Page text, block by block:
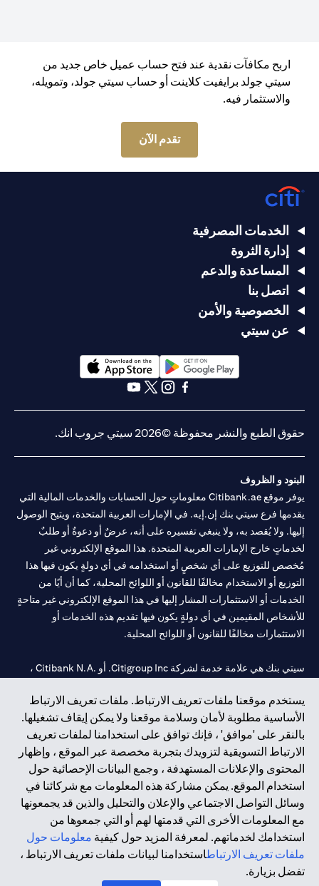
اربح مكافآت نقدية عند فتح حساب عميل خاص جديد من
سيتي جولد برايفيت كلاينت أو حساب سيتي جولد، وتمويله،
والاستثمار فيه.
تقدم الآن
يستخدم موقعنا ملفات تعريف الارتباط. ملفات تعريف الارتباط
الأساسية مطلوبة لأمان وسلامة موقعنا ولا يمكن إيقاف تشغيلها.
بالنقر على 'موافق' ، فإنك توافق على استخدامنا لملفات تعريف
الارتباط التسويقية لتزويدك بتجربة مخصصة عبر الموقع ، وإظهار
المحتوى والإعلانات المستهدفة ، وجمع البيانات الإحصائية حول
استخدام الموقع. يمكن مشاركة هذه المعلومات مع شركائنا في
وسائل التواصل الاجتماعي والإعلان والتحليل والذين قد يجمعونها
مع المعلومات الأخرى التي قدمتها لهم أو التي جمعوها من
استخدامك لخدماتهم. لمعرفة المزيد حول كيفية معلومات حول
ملفات تعريف الارتباطاستخدامنا لبيانات ملفات تعريف الارتباط ،
تفضل بزيارة.
الخدمات المصرفية
إدارة الثروة
المساعدة والدعم
اتصل بنا
الخصوصية والأمن
عن سيتي
opens in a new tab
opens in a new tab
حقوق الطبع والنشر محفوظة ©2026 سيتي جروب انك.
البنود و الظروف
يوفر موقع Citibank.ae معلوماتٍ حول الحسابات والخدمات المالية التي
يقدمها فرع سيتي بنك إن.إيه. في الإمارات العربية المتحدة، ويتيح الوصول
إليها. ولا يُقصد به، ولا ينبغي تفسيره على أنه، عرضٌ أو دعوةٌ أو طلبٌ
لخدماتٍ خارج الإمارات العربية المتحدة. هذا الموقع الإلكتروني غير
مُخصص للتوزيع على أي شخصٍ أو استخدامه في أي دولةٍ يكون فيها هذا
التوزيع أو الاستخدام مخالفًا للقانون أو اللوائح المحلية، كما أن أيًا من
الخدمات أو الاستثمارات المشار إليها في هذا الموقع الإلكتروني غير متاحةٍ
للأشخاص المقيمين في أي دولةٍ يكون فيها تقديم هذه الخدمات أو
الاستثمارات مخالفًا للقانون أو اللوائح المحلية.
سيتي بنك هي علامة خدمة لشركة Citigroup Inc. أو .Citibank N.A ،
سيتي بنك إن. إيه. الإمارات مسجل لدى مصرف الإمارات المركزي تحت
أرقام التراخيص 202563 لفرع الوصل في دبي، 531989 لفرع مول
الإمارات في دبي، و CN-1002019 لفرع أبوظبي. هاتف: 4000 311 04.
فرع سيتي بنك إن إيه - الإمارات العربية المتحدة مرخص من مصرف
الإمارات العربية المتحدة المركزي كفرع لبنك أجنبي.
سيتي بنك إن إيه الإمارات العربية المتحدة مرخص من هيئة الأوراق المالية
والسلع في الإمارات العربية المتحدة ("SCA") للقيام بالنشاط المالي لـ أ)
الاستشارات المالية والتعريف والترويج بموجب ترخيص رقم
20200000097 ب) وسيط تداول في الأسواق الدولية بموجب ترخيص